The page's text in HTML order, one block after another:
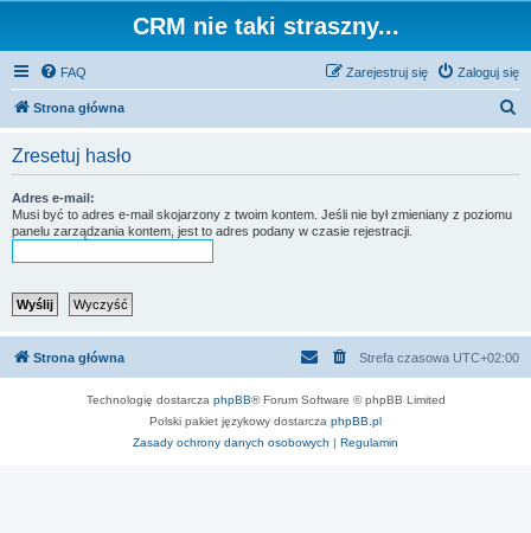
CRM nie taki straszny...
FAQ Zaloguj się
Zarejestruj się
Strona główna
Zresetuj hasło
Adres e-mail:
Musi być to adres e-mail skojarzony z twoim kontem. Jeśli nie był zmieniany z poziomu
panelu zarządzania kontem, jest to adres podany w czasie rejestracji.
Strona główna Strefa czasowa UTC+02:00
Technologię dostarcza phpBB® Forum Software © phpBB Limited
Polski pakiet językowy dostarcza phpBB.pl
Zasady ochrony danych osobowych | Regulamin